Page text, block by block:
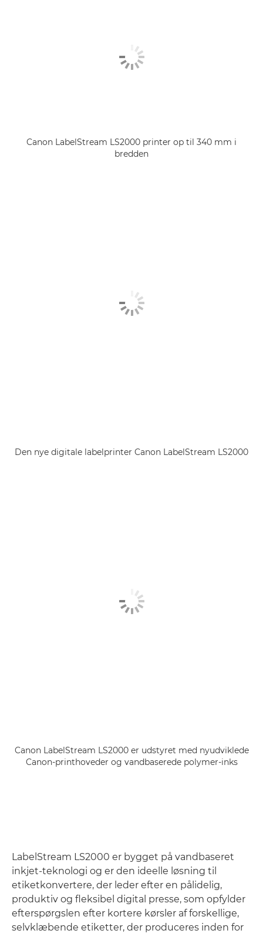
Canon LabelStream LS2000 printer op til 340 mm i
bredden
Den nye digitale labelprinter Canon LabelStream LS2000
Canon LabelStream LS2000 er udstyret med nyudviklede
Canon-printhoveder og vandbaserede polymer-inks
LabelStream LS2000 er bygget på vandbaseret
inkjet-teknologi og er den ideelle løsning til
etiketkonvertere, der leder efter en pålidelig,
produktiv og fleksibel digital presse, som opfylder
efterspørgslen efter kortere kørsler af forskellige,
selvklæbende etiketter, der produceres inden for